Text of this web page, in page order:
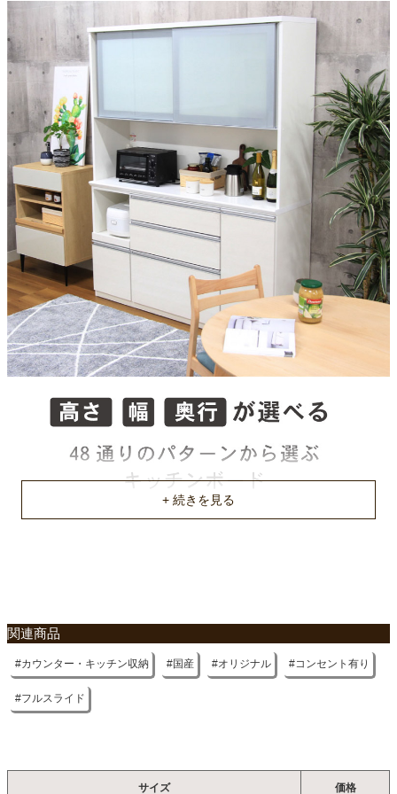
メラミン天板
コンセント、スライド収納、扉収納（左下、右側）
下台仕様2
引出しソフトクロース（1段目）、引出しフルオープンレール
梱包サイズ
約155.5x48.5x5/155.5x48.5x84(cm)
原産国
国産
関連商品
カウンター・キッチン収納 国産 オリジナル コンセント有り
フルスライド
サイズ 価格